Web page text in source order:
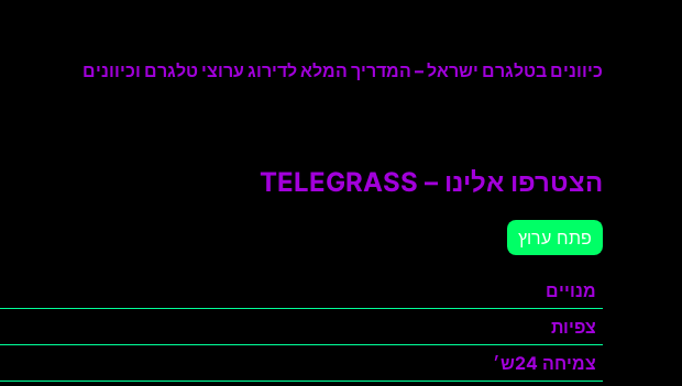
כיוונים בטלגרם ישראל – המדריך המלא לדירוג ערוצי טלגרם וכיוונים
הצטרפו אלינו – TELEGRASS
פתח ערוץ
מנויים
צפיות
צמיחה 24ש׳